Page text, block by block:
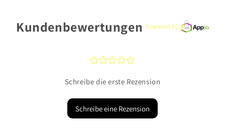
Kundenbewertungen Powered by
¤¤¤¤¤
Schreibe die erste Rezension
Schreibe eine Rezension